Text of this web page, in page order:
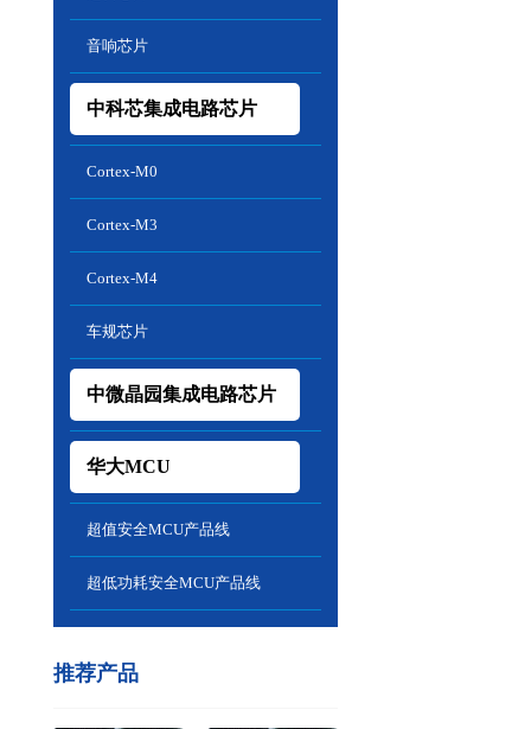
音响芯片
中科芯集成电路芯片
Cortex-M0
Cortex-M3
Cortex-M4
车规芯片
中微晶园集成电路芯片
华大MCU
超值安全MCU产品线
超低功耗安全MCU产品线
推荐产品